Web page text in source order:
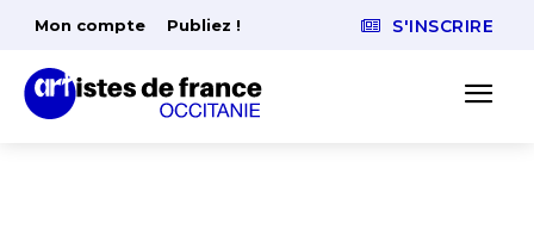
Mon compte Publiez ! S'INSCRIRE